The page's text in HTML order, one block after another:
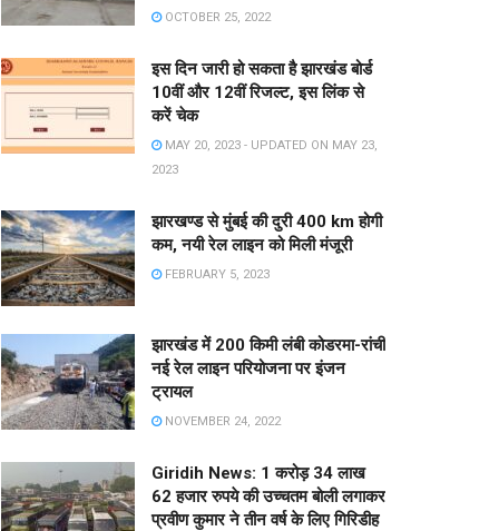
OCTOBER 25, 2022
इस दिन जारी हो सकता है झारखंड बोर्ड
10वीं और 12वीं रिजल्ट, इस लिंक से
करें चेक
MAY 20, 2023 - UPDATED ON MAY 23,
2023
झारखण्ड से मुंबई की दुरी 400 km होगी
कम, नयी रेल लाइन को मिली मंजूरी
FEBRUARY 5, 2023
झारखंड में 200 किमी लंबी कोडरमा-रांची
नई रेल लाइन परियोजना पर इंजन
ट्रायल
NOVEMBER 24, 2022
Giridih News: 1 करोड़ 34 लाख
62 हजार रुपये की उच्चतम बोली लगाकर
प्रवीण कुमार ने तीन वर्ष के लिए गिरिडीह